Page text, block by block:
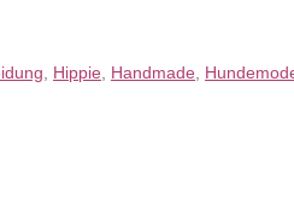
, Hippie, Handmade,